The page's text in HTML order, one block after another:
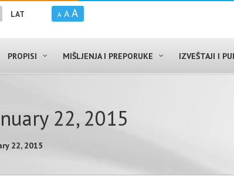
LAT A A A
PROPISI MIŠLJENJA I PREPORUKE IZVEŠTAJI I
22, 2015
22, 2015